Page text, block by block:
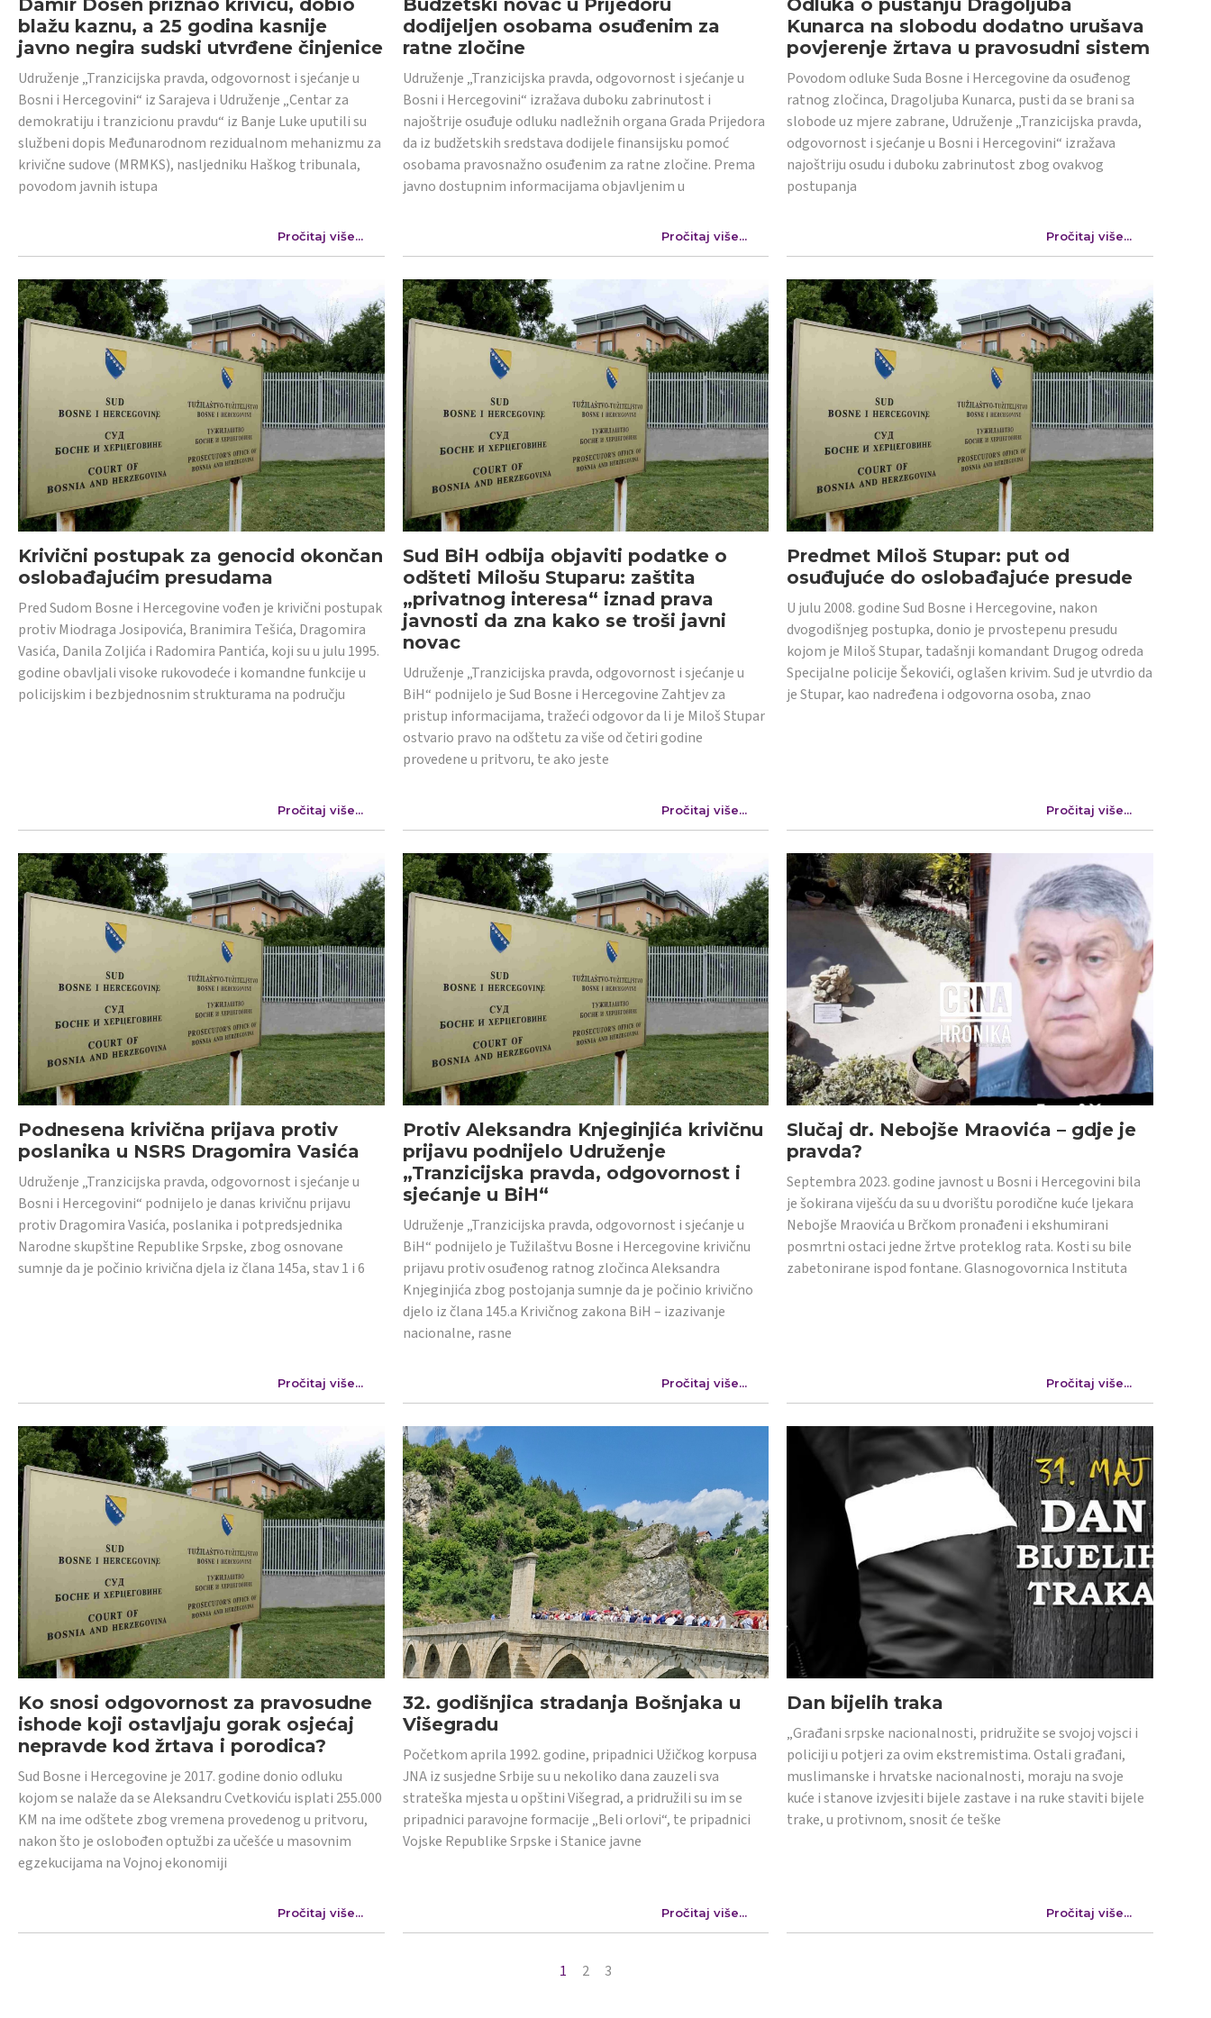
blažu kaznu, a 25 godina kasnije
javno negira sudski utvrđene činjenice
Udruženje „Tranzicijska pravda, odgovornost i sjećanje u
Bosni i Hercegovini“ iz Sarajeva i Udruženje „Centar za
demokratiju i tranzicionu pravdu“ iz Banje Luke uputili su
službeni dopis Međunarodnom rezidualnom mehanizmu za
krivične sudove (MRMKS), nasljedniku Haškog tribunala,
povodom javnih istupa
Pročitaj više...
dodijeljen osobama osuđenim za
ratne zločine
Udruženje „Tranzicijska pravda, odgovornost i sjećanje u
Bosni i Hercegovini“ izražava duboku zabrinutost i
najoštrije osuđuje odluku nadležnih organa Grada Prijedora
da iz budžetskih sredstava dodijele finansijsku pomoć
osobama pravosnažno osuđenim za ratne zločine. Prema
javno dostupnim informacijama objavljenim u
Pročitaj više...
Kunarca na slobodu dodatno urušava
povjerenje žrtava u pravosudni sistem
Povodom odluke Suda Bosne i Hercegovine da osuđenog
ratnog zločinca, Dragoljuba Kunarca, pusti da se brani sa
slobode uz mjere zabrane, Udruženje „Tranzicijska pravda,
odgovornost i sjećanje u Bosni i Hercegovini“ izražava
najoštriju osudu i duboku zabrinutost zbog ovakvog
postupanja
Pročitaj više...
Krivični postupak za genocid okončan
oslobađajućim presudama
Pred Sudom Bosne i Hercegovine vođen je krivični postupak
protiv Miodraga Josipovića, Branimira Tešića, Dragomira
Vasića, Danila Zoljića i Radomira Pantića, koji su u julu 1995.
godine obavljali visoke rukovodeće i komandne funkcije u
policijskim i bezbjednosnim strukturama na području
Pročitaj više...
Sud BiH odbija objaviti podatke o
odšteti Milošu Stuparu: zaštita
„privatnog interesa“ iznad prava
javnosti da zna kako se troši javni
novac
Udruženje „Tranzicijska pravda, odgovornost i sjećanje u
BiH“ podnijelo je Sud Bosne i Hercegovine Zahtjev za
pristup informacijama, tražeći odgovor da li je Miloš Stupar
ostvario pravo na odštetu za više od četiri godine
provedene u pritvoru, te ako jeste
Pročitaj više...
Predmet Miloš Stupar: put od
osuđujuće do oslobađajuće presude
U julu 2008. godine Sud Bosne i Hercegovine, nakon
dvogodišnjeg postupka, donio je prvostepenu presudu
kojom je Miloš Stupar, tadašnji komandant Drugog odreda
Specijalne policije Šekovići, oglašen krivim. Sud je utvrdio da
je Stupar, kao nadređena i odgovorna osoba, znao
Pročitaj više...
Podnesena krivična prijava protiv
poslanika u NSRS Dragomira Vasića
Udruženje „Tranzicijska pravda, odgovornost i sjećanje u
Bosni i Hercegovini“ podnijelo je danas krivičnu prijavu
protiv Dragomira Vasića, poslanika i potpredsjednika
Narodne skupštine Republike Srpske, zbog osnovane
sumnje da je počinio krivična djela iz člana 145a, stav 1 i 6
Pročitaj više...
Protiv Aleksandra Knjeginjića krivičnu
prijavu podnijelo Udruženje
„Tranzicijska pravda, odgovornost i
sjećanje u BiH“
Udruženje „Tranzicijska pravda, odgovornost i sjećanje u
BiH“ podnijelo je Tužilaštvu Bosne i Hercegovine krivičnu
prijavu protiv osuđenog ratnog zločinca Aleksandra
Knjeginjića zbog postojanja sumnje da je počinio krivično
djelo iz člana 145.a Krivičnog zakona BiH – izazivanje
nacionalne, rasne
Pročitaj više...
Slučaj dr. Nebojše Mraovića – gdje je
pravda?
Septembra 2023. godine javnost u Bosni i Hercegovini bila
je šokirana viješću da su u dvorištu porodične kuće ljekara
Nebojše Mraovića u Brčkom pronađeni i ekshumirani
posmrtni ostaci jedne žrtve proteklog rata. Kosti su bile
zabetonirane ispod fontane. Glasnogovornica Instituta
Pročitaj više...
Ko snosi odgovornost za pravosudne
ishode koji ostavljaju gorak osjećaj
nepravde kod žrtava i porodica?
Sud Bosne i Hercegovine je 2017. godine donio odluku
kojom se nalaže da se Aleksandru Cvetkoviću isplati 255.000
KM na ime odštete zbog vremena provedenog u pritvoru,
nakon što je oslobođen optužbi za učešće u masovnim
egzekucijama na Vojnoj ekonomiji
Pročitaj više...
32. godišnjica stradanja Bošnjaka u
Višegradu
Početkom aprila 1992. godine, pripadnici Užičkog korpusa
JNA iz susjedne Srbije su u nekoliko dana zauzeli sva
strateška mjesta u opštini Višegrad, a pridružili su im se
pripadnici paravojne formacije „Beli orlovi“, te pripadnici
Vojske Republike Srpske i Stanice javne
Pročitaj više...
Dan bijelih traka
„Građani srpske nacionalnosti, pridružite se svojoj vojsci i
policiji u potjeri za ovim ekstremistima. Ostali građani,
muslimanske i hrvatske nacionalnosti, moraju na svoje
kuće i stanove izvjesiti bijele zastave i na ruke staviti bijele
trake, u protivnom, snosit će teške
Pročitaj više...
1 2 3